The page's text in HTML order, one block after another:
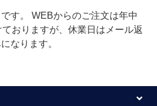
す。 WEBからのご注文は年中
おりますが、休業日はメール返
なります。